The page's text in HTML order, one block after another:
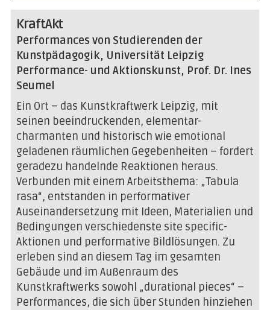
KraftAkt
Performances von Studierenden der
Kunstpädagogik, Universität Leipzig
Performance- und Aktionskunst, Prof. Dr. Ines
Seumel
Ein Ort – das Kunstkraftwerk Leipzig, mit
seinen beeindruckenden, elementar-
charmanten und historisch wie emotional
geladenen räumlichen Gegebenheiten – fordert
geradezu handelnde Reaktionen heraus.
Verbunden mit einem Arbeitsthema: „Tabula
rasa“, entstanden in performativer
Auseinandersetzung mit Ideen, Materialien und
Bedingungen verschiedenste site specific-
Aktionen und performative Bildlösungen. Zu
erleben sind an diesem Tag im gesamten
Gebäude und im Außenraum des
Kunstkraftwerks sowohl „durational pieces“ –
Performances, die sich über Stunden hinziehen